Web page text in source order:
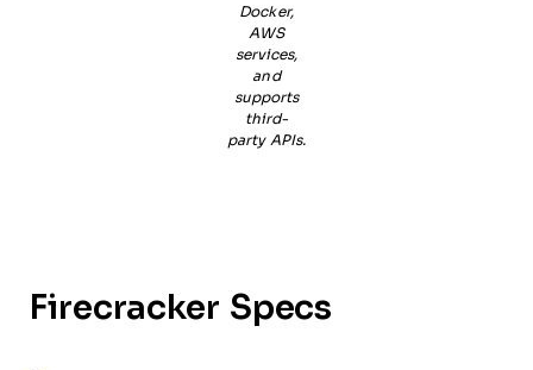
Docker,
AWS
services,
and
supports
third-
party APIs.
Firecracker Specs